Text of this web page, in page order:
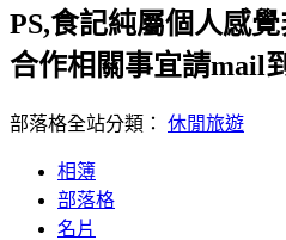
PS,食記純屬個人感
合作相關事宜請mail
部落格全站分類： 休閒旅遊
相簿
部落格
名片